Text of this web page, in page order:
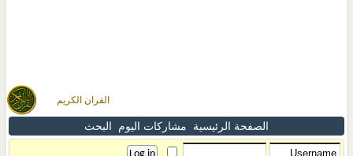
القران الكريم
الصفحة الرئيسية مشاركات اليوم البحث